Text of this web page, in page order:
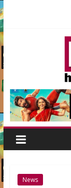
News